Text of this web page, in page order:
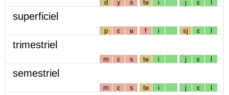
d y s tʁ i j ɛ l
superficiel
p ɛ ʁ f i sj ɛ l
trimestriel
m ɛ s tʁ i j ɛ l
semestriel
m ɛ s tʁ i j ɛ l